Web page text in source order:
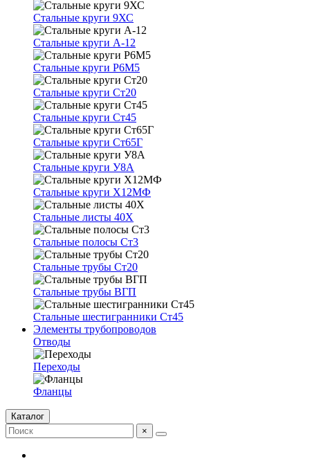
Стальные круги 9ХС
Стальные круги А-12
Стальные круги Р6М5
Стальные круги Ст20
Стальные круги Ст45
Стальные круги Ст65Г
Стальные круги У8А
Стальные круги Х12МФ
Стальные листы 40Х
Стальные полосы Ст3
Стальные трубы Ст20
Стальные трубы ВГП
Стальные шестигранники Ст45
Элементы трубопроводов
Отводы
Переходы
Фланцы
Каталог
×